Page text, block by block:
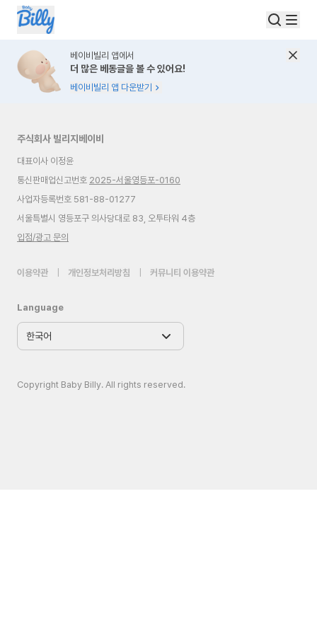
베이비빌리 앱에서
더 많은 베동글을 볼 수 있어요!
베이비빌리 앱 다운받기
주식회사 빌리지베이비
대표이사 이정윤
통신판매업신고번호 2025-서울영등포-0160
사업자등록번호 581-88-01277
서울특별시 영등포구 의사당대로 83, 오투타워 4층
입점/광고 문의
이용약관 개인정보처리방침 커뮤니티 이용약관
Language
Copyright Baby Billy. All rights reserved.